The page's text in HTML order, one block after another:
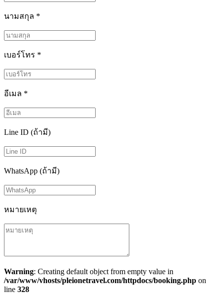
นามสกุล *
เบอร์โทร *
อีเมล *
Line ID (ถ้ามี)
WhatsApp (ถ้ามี)
หมายเหตุ
Warning: Creating default object from empty value in
/var/www/vhosts/pleionetravel.com/httpdocs/booking.php on
line 328